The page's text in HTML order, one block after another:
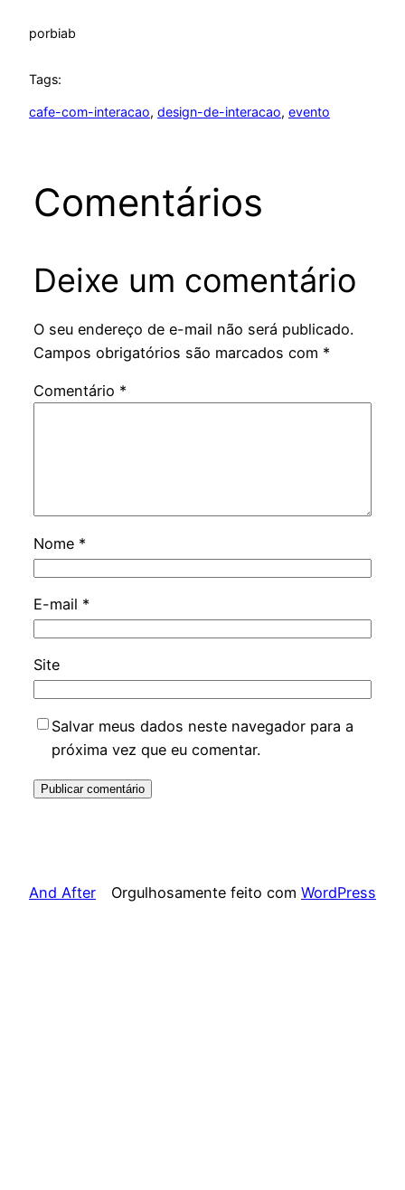
porbiab
Tags:
cafe-com-interacao, design-de-interacao, evento
Comentários
Deixe um comentário
O seu endereço de e-mail não será publicado.
Campos obrigatórios são marcados com *
Comentário *
Nome *
E-mail *
Site
Salvar meus dados neste navegador para a
próxima vez que eu comentar.
And After Orgulhosamente feito com WordPress